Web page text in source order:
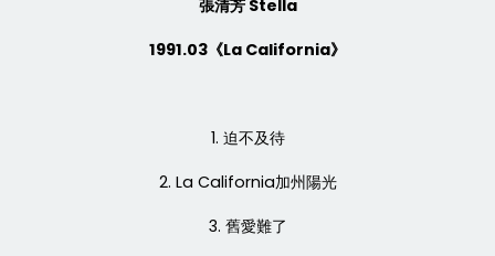
張清芳 Stella
1991.03《La California》
1. 迫不及待
2. La California加州陽光
3. 舊愛難了